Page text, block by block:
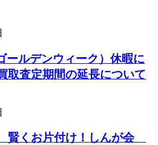
ルデンウィーク）休暇に
査定期間の延長について
賢くお片付け！しんが会